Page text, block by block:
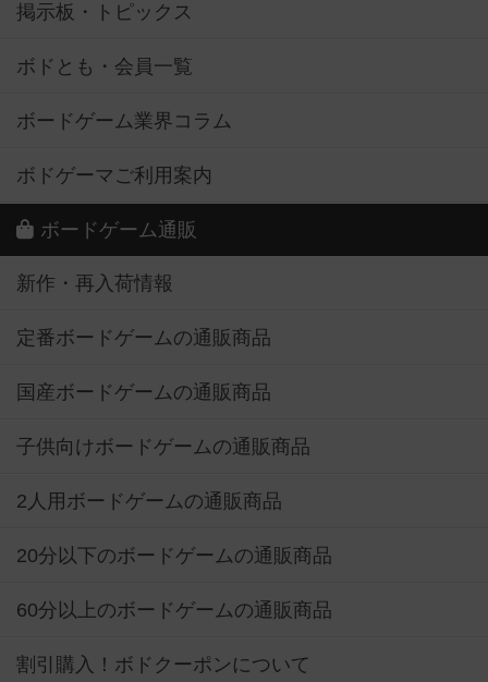
掲示板・トピックス
ボドとも・会員一覧
ボードゲーム業界コラム
ボドゲーマご利用案内
ボードゲーム通販
新作・再入荷情報
定番ボードゲームの通販商品
国産ボードゲームの通販商品
子供向けボードゲームの通販商品
2人用ボードゲームの通販商品
20分以下のボードゲームの通販商品
60分以上のボードゲームの通販商品
割引購入！ボドクーポンについて